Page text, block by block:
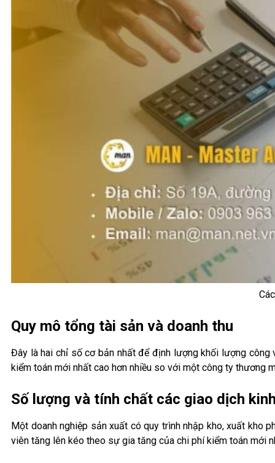
Quy mô tổng tài sản và doanh thu
Đây là hai chỉ số cơ bản nhất để định lượng khối lượng công
kiểm toán mới nhất cao hơn nhiều so với một công ty thương
Số lượng và tính chất các giao dịch
Một doanh nghiệp sản xuất có quy trình nhập kho, xuất kho
viên tăng lên kéo theo sự gia tăng của chi phí kiểm toán mới